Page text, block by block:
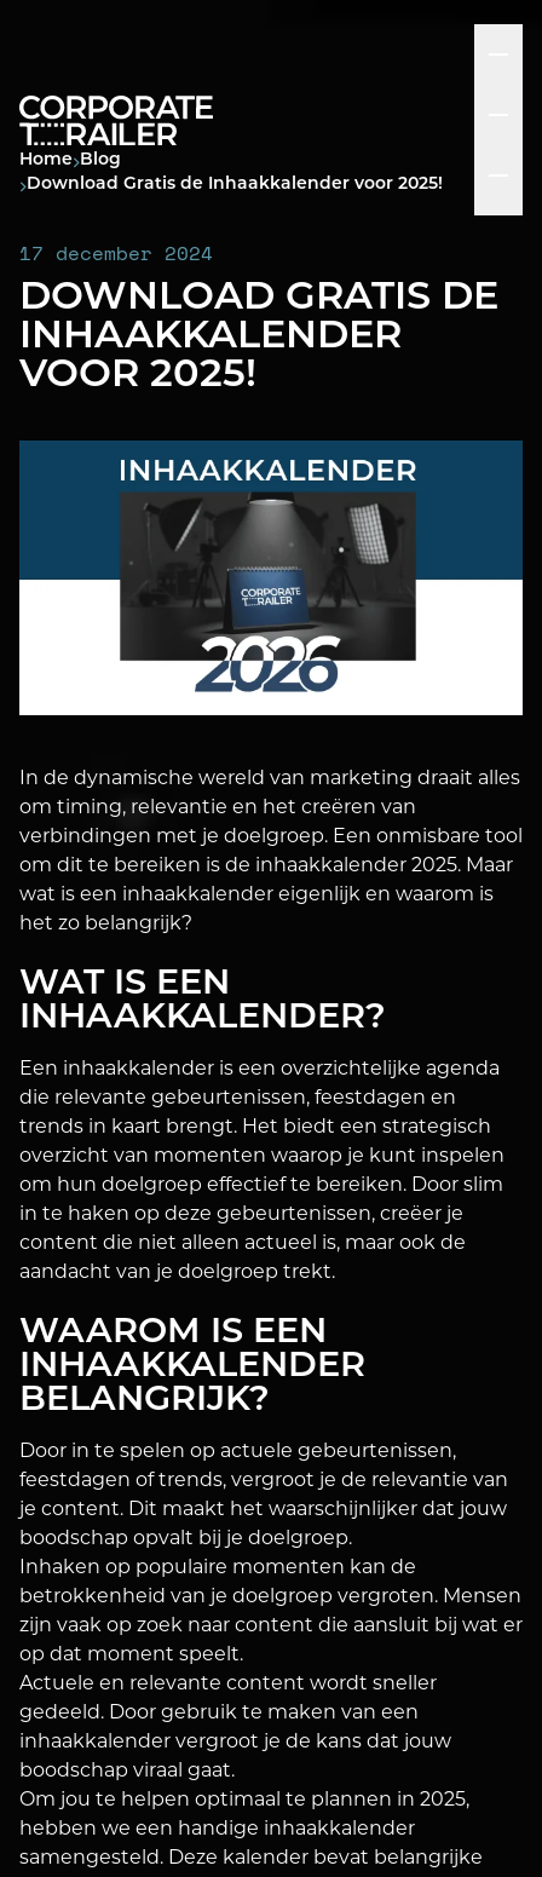
Home Blog
Download Gratis de Inhaakkalender voor 2025!
17 december 2024
DOWNLOAD GRATIS DE
INHAAKKALENDER
VOOR 2025!
In de dynamische wereld van marketing draait alles
om timing, relevantie en het creëren van
verbindingen met je doelgroep. Een onmisbare tool
om dit te bereiken is de inhaakkalender 2025. Maar
wat is een inhaakkalender eigenlijk en waarom is
het zo belangrijk?
WAT IS EEN
INHAAKKALENDER?
Een inhaakkalender is een overzichtelijke agenda
die relevante gebeurtenissen, feestdagen en
trends in kaart brengt. Het biedt een strategisch
overzicht van momenten waarop je kunt inspelen
om hun doelgroep effectief te bereiken. Door slim
in te haken op deze gebeurtenissen, creëer je
content die niet alleen actueel is, maar ook de
aandacht van je doelgroep trekt.
WAAROM IS EEN
INHAAKKALENDER
BELANGRIJK?
Door in te spelen op actuele gebeurtenissen,
feestdagen of trends, vergroot je de relevantie van
je content. Dit maakt het waarschijnlijker dat jouw
boodschap opvalt bij je doelgroep.
Inhaken op populaire momenten kan de
betrokkenheid van je doelgroep vergroten. Mensen
zijn vaak op zoek naar content die aansluit bij wat er
op dat moment speelt.
Actuele en relevante content wordt sneller
gedeeld. Door gebruik te maken van een
inhaakkalender vergroot je de kans dat jouw
boodschap viraal gaat.
Om jou te helpen optimaal te plannen in 2025,
hebben we een handige inhaakkalender
samengesteld. Deze kalender bevat belangrijke